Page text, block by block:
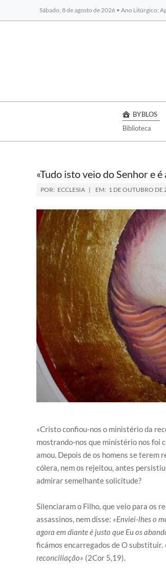
Sábado, 8 de agosto de 2026 • Ano Litúrgico:
BYBLOS
Biblioteca
«Tudo isto veio do Senhor e
POR: ECCLESIA EM: 1 DE OUTUBRO DE
«Cristo confiou-nos o ministério da
mostrando-nos que ministério nos foi
amou. Depois de os homens se terem
cólera, nem os rejeitou, antes
admirar semelhante solicitude?
Silenciaram o Filho, que veio para os
assassinos, nem disse: «Enviei-lhes o
agora em diante é justo que Eu os
ficámos encarregados de O substituir.
reconciliação» (2Cor 5,19).